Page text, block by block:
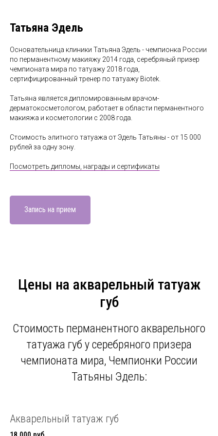
Татьяна Эдель
Основательница клиники Татьяна Эдель - чемпионка России
по перманентному макияжу 2014 года, серебряный призер
чемпионата мира по татуажу 2018 года,
сертифицированный тренер по татуажу Biotek.
Татьяна является дипломированным врачом-
дерматокосметологом, работает в области перманентного
макияжа и косметологии с 2008 года.
Стоимость элитного татуажа от Эдель Татьяны - от 15 000
рублей за одну зону.
Посмотреть дипломы, награды и сертификаты
Запись на прием
Цены на акварельный татуаж
губ
Стоимость перманентного акварельного
татуажа губ у серебряного призера
чемпионата мира, Чемпионки России
Татьяны Эдель:
Акварельный татуаж губ